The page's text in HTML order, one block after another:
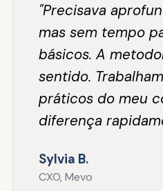
"Precisava
mas sem tempo
básicos. A
sentido.
práticos do meu
diferença
Sylvia B.
CXO, Mevo